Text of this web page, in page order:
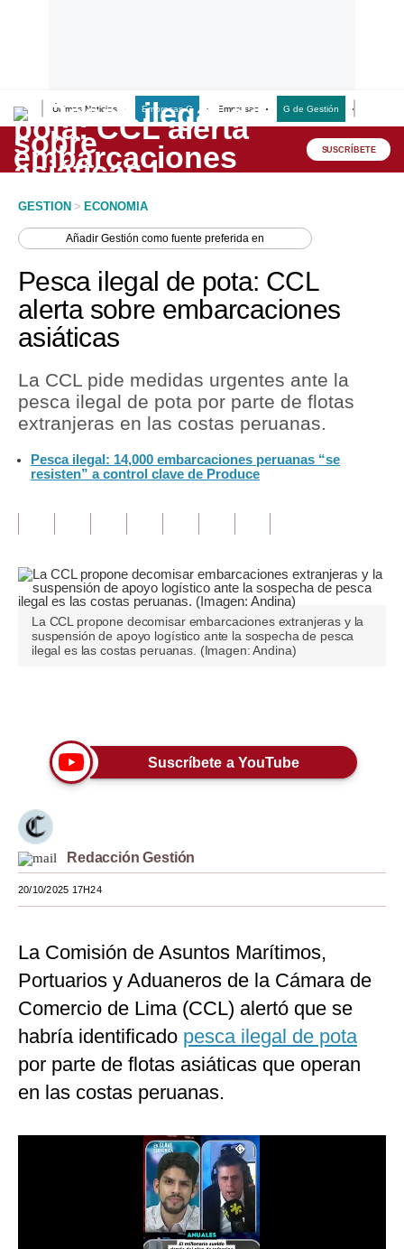
Últimas Noticias Empresas G Empresas G de Gestión
Lo último
Peru Quiosco
Economía
Mercados
Política
Finanzas Personales
Inmobiliarias
Opinión
Editorial
Pregunta de hoy
Lujo
Moda
Estilos
Mundo
EEUU
México
España
Tecnología
SUSCRÍBETE
GESTION > ECONOMIA
AñadirGestión como fuente preferida en
Pesca ilegal de pota: CCL
alerta sobre embarcaciones
asiáticas
La CCL pide medidas urgentes ante la
pesca ilegal de pota por parte de flotas
extranjeras en las costas peruanas.
Pesca ilegal: 14,000 embarcaciones peruanas “se
resisten” a control clave de Produce
La CCL propone decomisar embarcaciones extranjeras y la
suspensión de apoyo logístico ante la sospecha de pesca
ilegal es las costas peruanas. (Imagen: Andina)
Suscríbete a YouTube
Redacción Gestión
20/10/2025 17H24
La Comisión de Asuntos Marítimos,
Portuarios y Aduaneros de la Cámara de
Comercio de Lima (CCL) alertó que se
habría identificado pesca ilegal de pota
por parte de flotas asiáticas que operan
en las costas peruanas.